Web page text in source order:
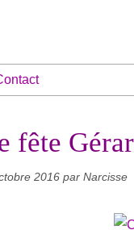
fête
2016 par Narcisse